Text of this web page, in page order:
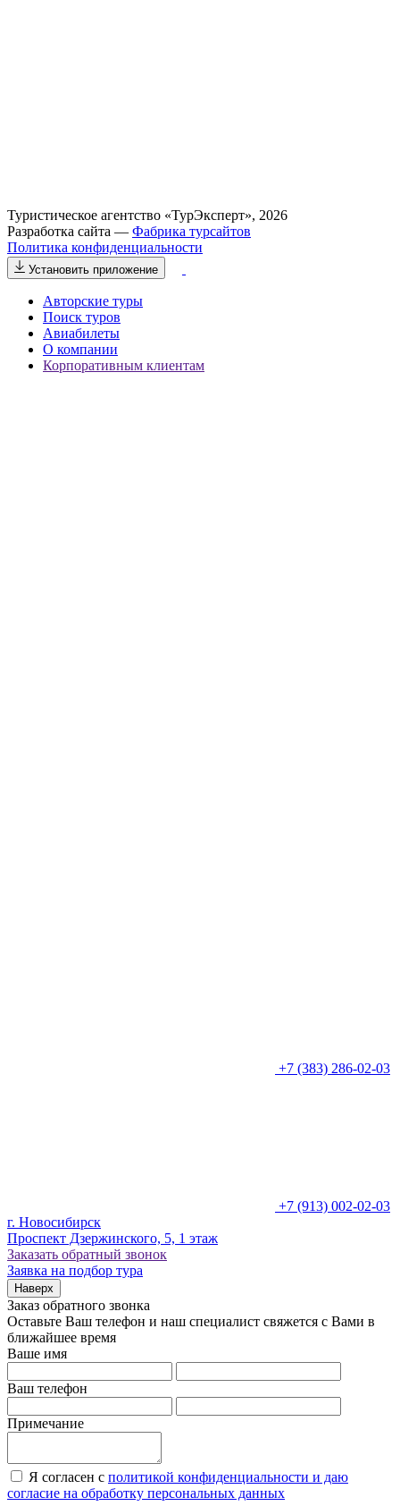
Туристическое агентство «ТурЭксперт», 2026
Разработка сайта — Фабрика турсайтов
Политика конфиденциальности
Установить приложение
Авторские туры
Поиск туров
Авиабилеты
О компании
Корпоративным клиентам
+7 (383) 286-02-03
+7 (913) 002-02-03
г. Новосибирск
Проспект Дзержинского, 5, 1 этаж
Заказать обратный звонок
Заявка на подбор тура
Наверх
Заказ обратного звонка
Оставьте Ваш телефон и наш специалист свяжется с Вами в
ближайшее время
Ваше имя
Ваш телефон
Примечание
Я согласен с политикой конфиденциальности и даю
согласие на обработку персональных данных